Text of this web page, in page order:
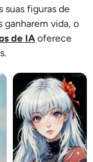
suas figuras de
ganharem vida, o
de IAoferece